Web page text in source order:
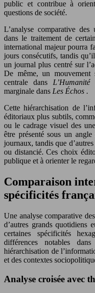
public et contribue à
questions de société.
L’analyse comparative des
dans le traitement de
international majeur pourra
jours consécutifs, tandis
un journal plus centré sur
De même, un mouvement
centrale dans L’Humanité
marginale dans Les Échos .
Cette hiérarchisation de
éditoriaux plus subtils,
ou le cadrage visuel des
être présenté sous un
journaux, tandis que
ou distancié. Ces choix
publique et à orienter le
Comparaison
spécificités
Une analyse comparative
d’autres grands quotidiens
certaines spécificités
différences notables
hiérarchisation de
et des contextes
Analyse croisée avec